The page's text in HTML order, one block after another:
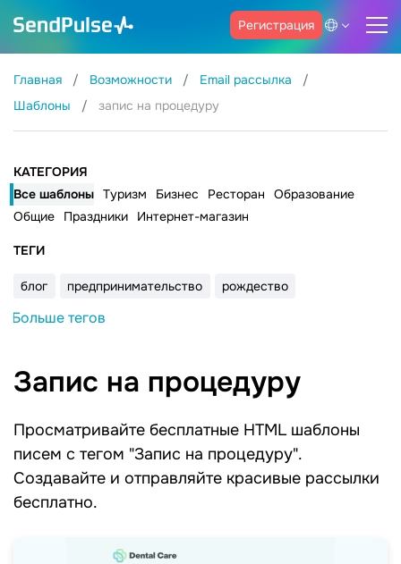
Регистрация
Главная Возможности
Email рассылка
Шаблоны
запис на процедуру
КАТЕГОРИЯ
Все шаблоны Туризм Бизнес Ресторан
Образование
Общие
Праздники Интернет-магазин
ТЕГИ
блог предпринимательство рождество
Больше тегов
Запис на процедуру
Просматривайте бесплатные HTML шаблоны
писем c тегом "Запис на процедуру".
Создавайте и отправляйте красивые рассылки
бесплатно.